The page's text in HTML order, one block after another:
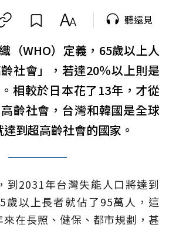
聽遠見
（WHO）定義，65歲以上人
社會」，若達20％以上則是
。相較於日本花了13年，才從
齡社會，台灣和韓國是全球
到超高齡社會的國家。
到2031年台灣失能人口將達到
歲以上長者就佔了95萬人，這
在長照、健保、都市規劃，甚